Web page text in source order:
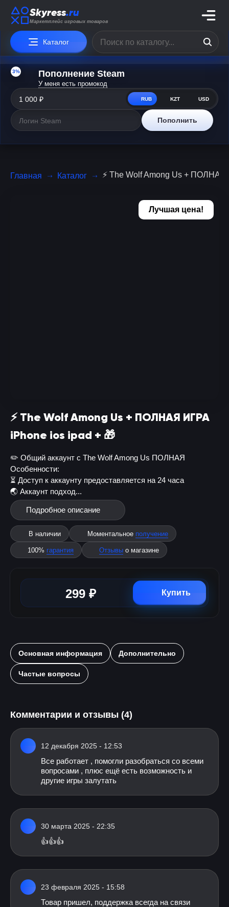
Skyress.ru
Маркетплейс игровых товаров
Каталог
3% Пополнение Steam
У меня есть промокод
RUB KZT USD
Пополнить
Главная Каталог ⚡️ The Wolf Among Us +
Лучшая цена!
⚡️ The Wolf Among Us + ПОЛНАЯ ИГРА
iPhone ios ipad + 🎁
✏️ Общий аккаунт с The Wolf Among Us ПОЛНАЯ
Особенности:
⏳ Доступ к аккаунту предоставляется на 24 часа
🌏 Аккаунт подход...
Подробное описание
В наличии Моментальное получение
100% гарантия Отзывы о магазине
299 ₽ Купить
Основная информация Дополнительно
Частые вопросы
Комментарии и отзывы (4)
12 декабря 2025 - 12:53
Все работает , помогли разобраться со всеми
вопросами , плюс ещё есть возможность и
другие игры залутать
30 марта 2025 - 22:35
👍👍👍
23 февраля 2025 - 15:58
Товар пришел, поддержка всегда на связи